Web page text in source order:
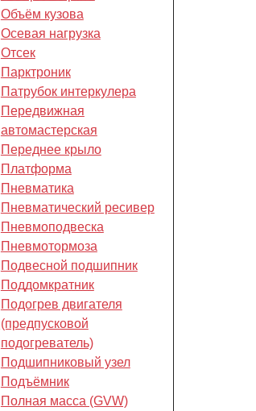
Объём кузова
Осевая нагрузка
Отсек
Парктроник
Патрубок интеркулера
Передвижная
автомастерская
Переднее крыло
Платформа
Пневматика
Пневматический ресивер
Пневмоподвеска
Пневмотормоза
Подвесной подшипник
Поддомкратник
Подогрев двигателя
(предпусковой
подогреватель)
Подшипниковый узел
Подъёмник
Полная масса (GVW)